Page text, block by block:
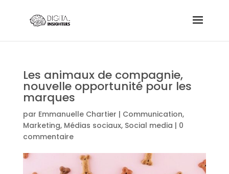
Les animaux de compagnie,
nouvelle opportunité pour les
marques
par Emmanuelle Chartier | Communication,
Marketing, Médias sociaux, Social media | 0
commentaire